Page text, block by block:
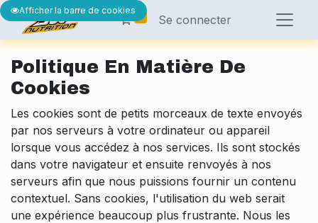
0 Se connecter
Politique En Matière De
Cookies
Les cookies sont de petits morceaux de texte envoyés
par nos serveurs à votre ordinateur ou appareil
lorsque vous accédez à nos services. Ils sont stockés
dans votre navigateur et ensuite renvoyés à nos
serveurs afin que nous puissions fournir un contenu
contextuel. Sans cookies, l'utilisation du web serait
une expérience beaucoup plus frustrante. Nous les
Afficher la barre de cookies